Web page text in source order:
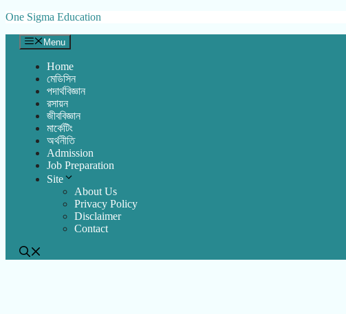
Skip
content
One Sigma Education
Menu
Home
মেডিসিন
পদার্থবিজ্ঞান
রসায়ন
জীববিজ্ঞান
মার্কেটিং
অর্থনীতি
Admission
Job Preparation
Site
About Us
Privacy Policy
Disclaimer
Contact